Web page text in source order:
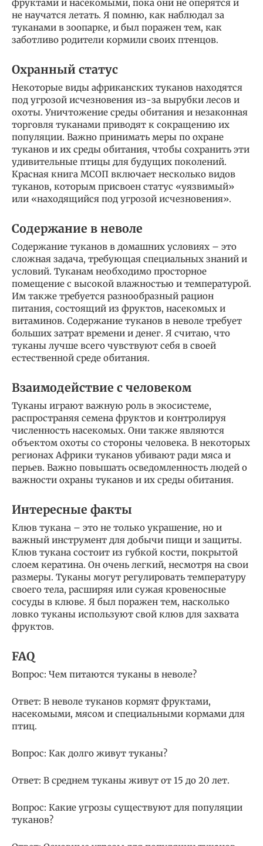
фруктами и насекомыми, пока они не оперятся и
не научатся летать. Я помню, как наблюдал за
туканами в зоопарке, и был поражен тем, как
заботливо родители кормили своих птенцов.
Охранный статус
Некоторые виды африканских туканов находятся
под угрозой исчезновения из-за вырубки лесов и
охоты. Уничтожение среды обитания и незаконная
торговля туканами приводят к сокращению их
популяции. Важно принимать меры по охране
туканов и их среды обитания, чтобы сохранить эти
удивительные птицы для будущих поколений.
Красная книга МСОП включает несколько видов
туканов, которым присвоен статус «уязвимый»
или «находящийся под угрозой исчезновения».
Содержание в неволе
Содержание туканов в домашних условиях – это
сложная задача, требующая специальных знаний и
условий. Туканам необходимо просторное
помещение с высокой влажностью и температурой.
Им также требуется разнообразный рацион
питания, состоящий из фруктов, насекомых и
витаминов. Содержание туканов в неволе требует
больших затрат времени и денег. Я считаю, что
туканы лучше всего чувствуют себя в своей
естественной среде обитания.
Взаимодействие с человеком
Туканы играют важную роль в экосистеме,
распространяя семена фруктов и контролируя
численность насекомых. Они также являются
объектом охоты со стороны человека. В некоторых
регионах Африки туканов убивают ради мяса и
перьев. Важно повышать осведомленность людей о
важности охраны туканов и их среды обитания.
Интересные факты
Клюв тукана – это не только украшение, но и
важный инструмент для добычи пищи и защиты.
Клюв тукана состоит из губкой кости, покрытой
слоем кератина. Он очень легкий, несмотря на свои
размеры. Туканы могут регулировать температуру
своего тела, расширяя или сужая кровеносные
сосуды в клюве. Я был поражен тем, насколько
ловко туканы используют свой клюв для захвата
фруктов.
FAQ
Вопрос: Чем питаются туканы в неволе?
Ответ: В неволе туканов кормят фруктами,
насекомыми, мясом и специальными кормами для
птиц.
Вопрос: Как долго живут туканы?
Ответ: В среднем туканы живут от 15 до 20 лет.
Вопрос: Какие угрозы существуют для популяции
туканов?